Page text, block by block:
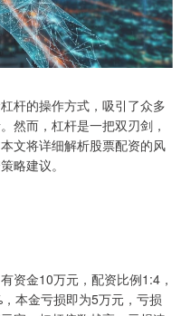
杆的操作方式，吸引了众多
然而，杠杆是一把双刃剑，
文将详细解析股票配资的风
略建议。
资金10万元，配资比例1:4，
本金亏损即为5万元，亏损